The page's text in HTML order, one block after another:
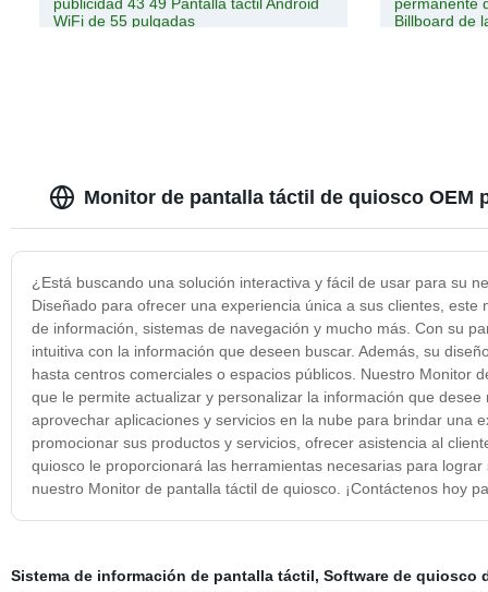
WiFi de 55 pulgadas
Billboard de
Monitor de pantalla táctil de quiosco OEM
¿Está buscando una solución interactiva y fácil de usar para su
Diseñado para ofrecer una experiencia única a sus clientes,
de información, sistemas de navegación y mucho más. Con su
intuitiva con la información que deseen buscar. Además, su
hasta centros comerciales o espacios públicos. Nuestro Monitor
que le permite actualizar y personalizar la información que
aprovechar aplicaciones y servicios en la nube para brindar una
promocionar sus productos y servicios, ofrecer asistencia al
quiosco le proporcionará las herramientas necesarias para
nuestro Monitor de pantalla táctil de quiosco. ¡Contáctenos hoy
Sistema de información de pantalla táctil, Software de quiosco